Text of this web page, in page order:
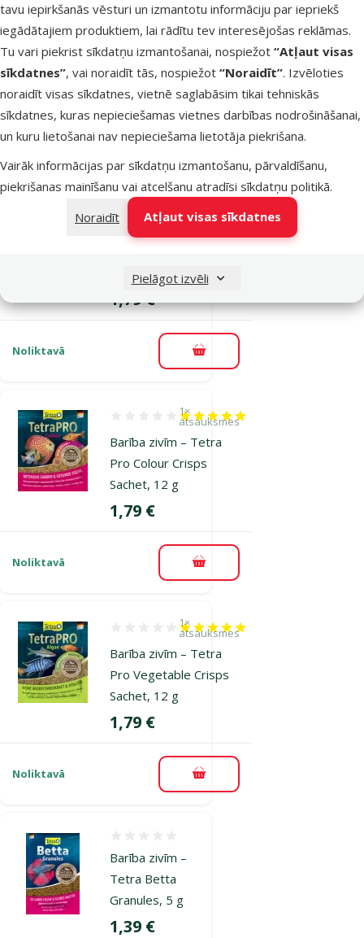
tavu iepirkšanās vēsturi un izmantotu informāciju par iepriekš
iegādātajiem produktiem, lai rādītu tev interesējošas reklāmas.
Tu vari piekrist sīkdatņu izmantošanai, nospiežot “Atļaut visas
sīkdatnes”, vai noraidīt tās, nospiežot “Noraidīt”. Izvēloties
noraidīt visas sīkdatnes, vietnē saglabāsim tikai tehniskās
sīkdatnes, kuras nepieciešamas vietnes darbības nodrošināšanai,
un kuru lietošanai nav nepieciešama lietotāja piekrišana.
Vairāk informācijas par sīkdatņu izmantošanu, pārvaldīšanu,
piekrišanas mainīšanu vai atcelšanu atradīsi sīkdatņu politikā.
Noraidīt
Atļaut visas sīkdatnes
Pielāgot izvēli
Barība zivīm –
Tetra Min
Crisps, 12 g
Cena
1,79 €
Noliktavā Pievienot grozam
Barība zivīm – Tetra
Atsauksmes 100%, reitingu skaits: 1
1×
atsauksmes
Cena
1,79 €
Noliktavā Pievienot grozam
Barība zivīm – Tetra
Pro Colour Crisps
Sachet, 12 g
Atsauksmes 100%, reitingu skaits: 1
1×
atsauksmes
Cena
1,79 €
Noliktavā Pievienot grozam
Barība zivīm – Tetra
Pro Vegetable Crisps
Sachet, 12 g
Atsauksmes 100%, reitingu skaits: 1
1×
atsauksmes
Cena
1,79 €
Noliktavā Pievienot grozam
Barība zivīm –
Tetra Betta
Granules, 5 g
Cena
1,39 €